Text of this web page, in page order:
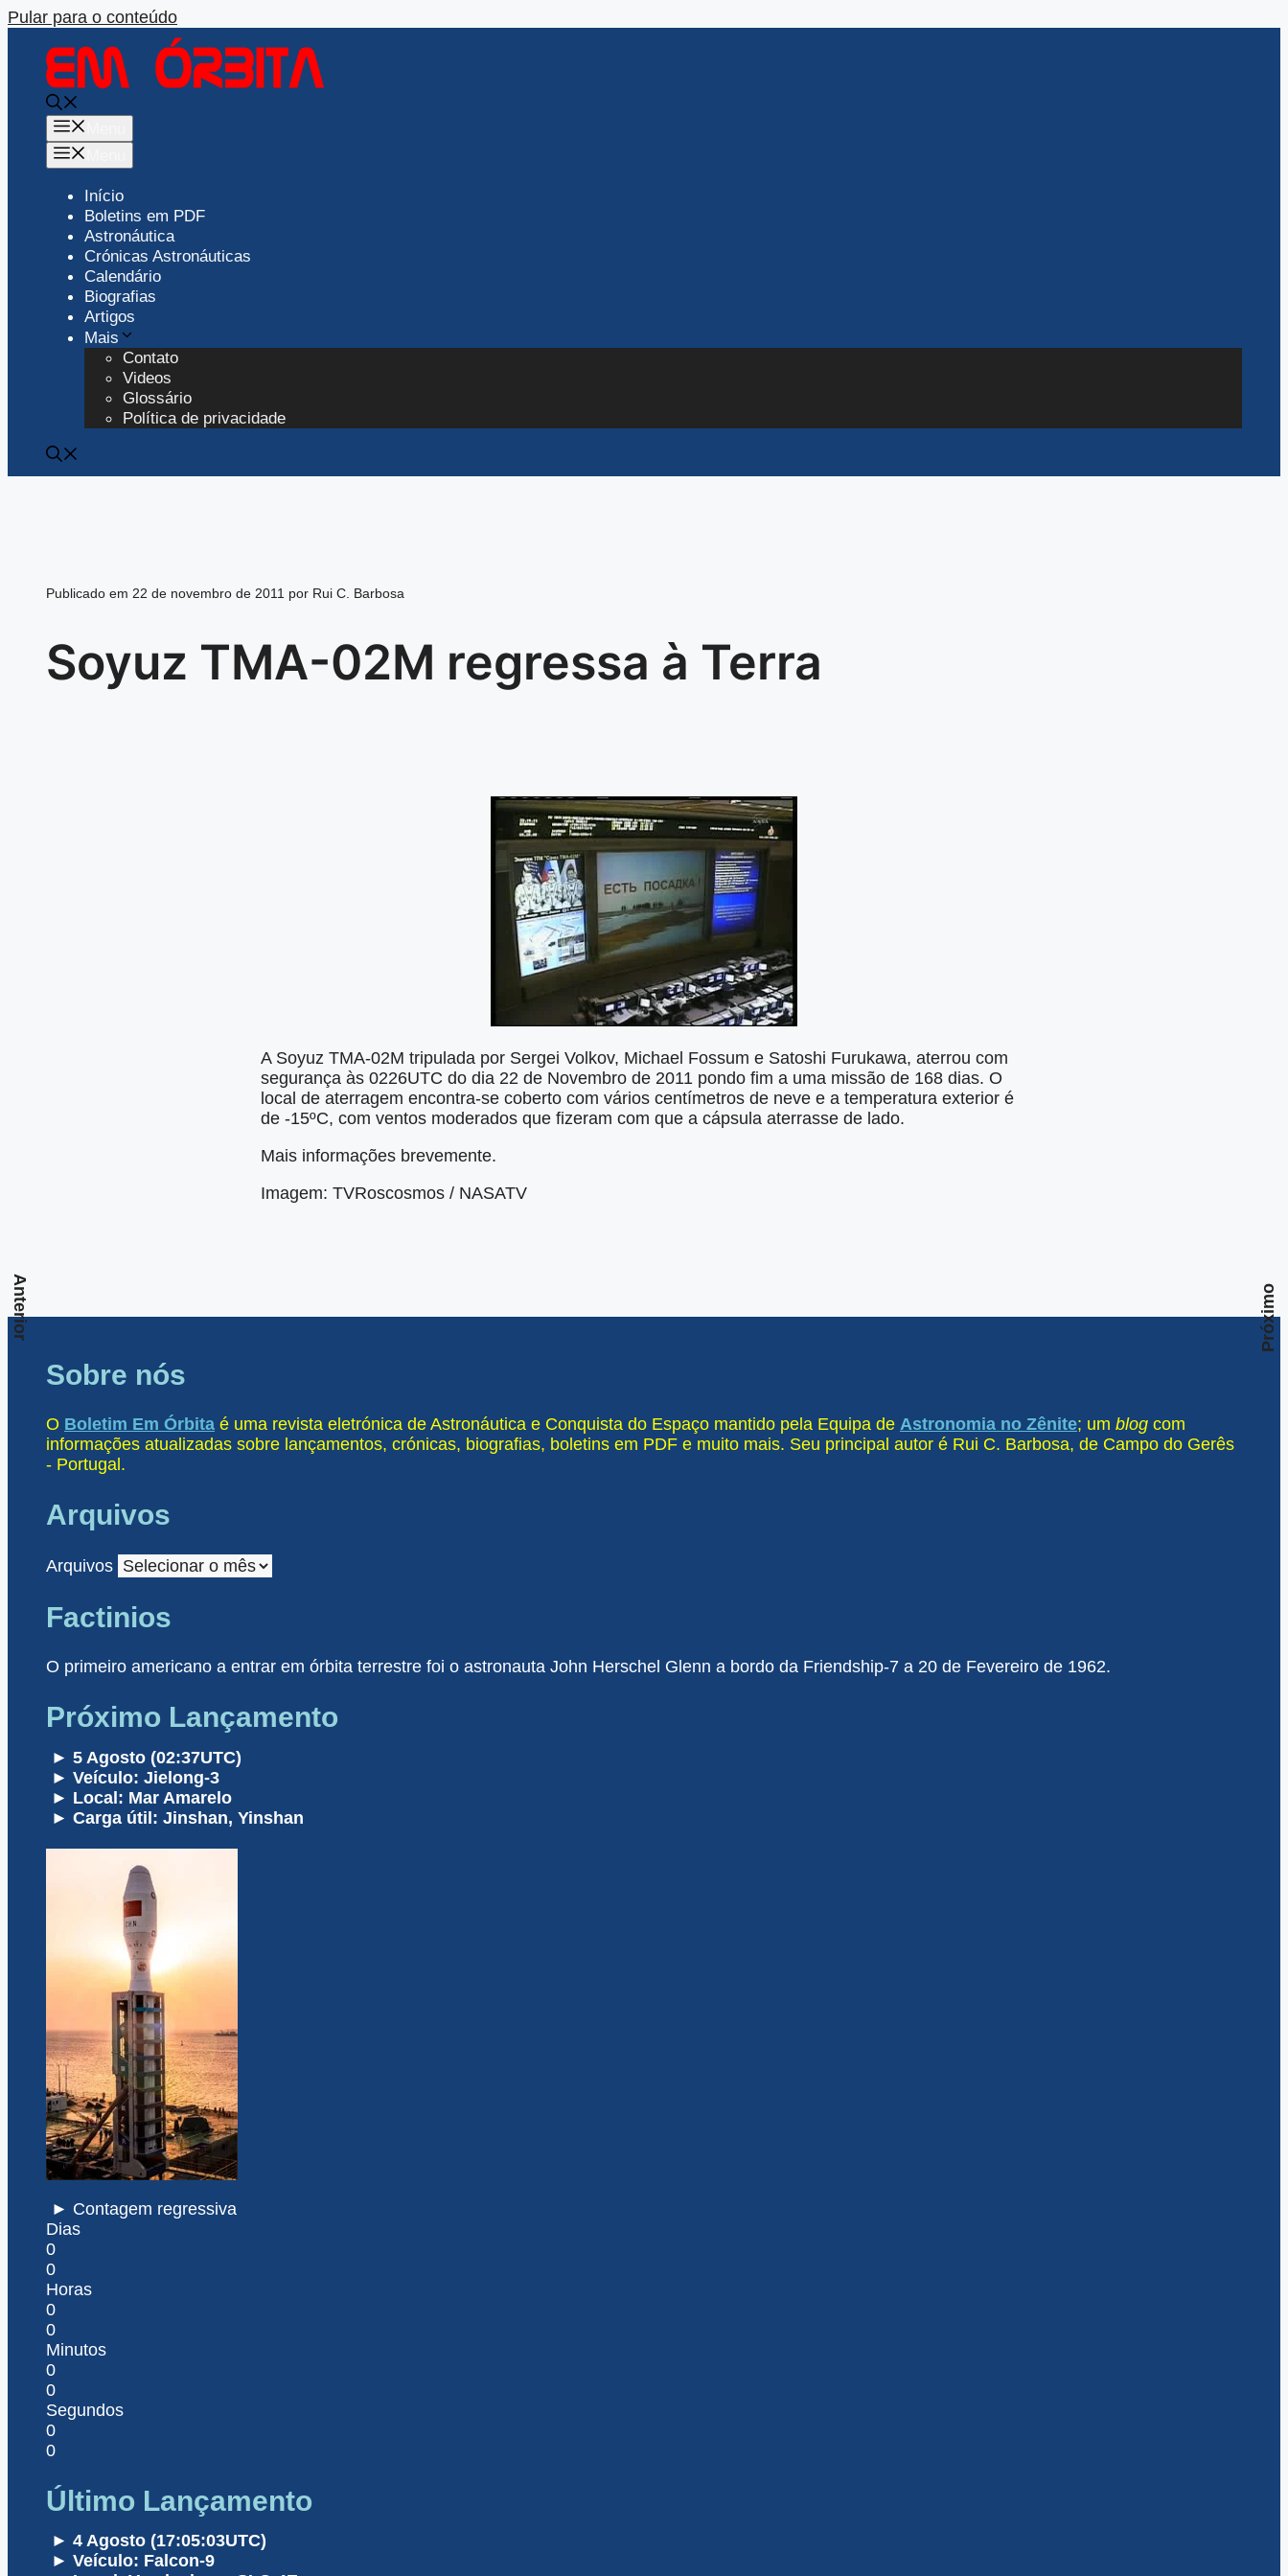
Pular para o conteúdo
Início
Boletins em PDF
Astronáutica
Crónicas Astronáuticas
Calendário
Biografias
Artigos
Mais
Contato
Videos
Glossário
Política de privacidade
Publicado em 22 de novembro de 2011 por Rui C. Barbosa
Soyuz TMA-02M regressa à Terra
A Soyuz TMA-02M tripulada por Sergei Volkov, Michael Fossum e Satoshi Furukawa, aterrou com
segurança às 0226UTC do dia 22 de Novembro de 2011 pondo fim a uma missão de 168 dias. O
local de aterragem encontra-se coberto com vários centímetros de neve e a temperatura exterior é
de -15ºC, com ventos moderados que fizeram com que a cápsula aterrasse de lado.
Mais informações brevemente.
Imagem: TVRoscosmos / NASATV
Anterior Próximo
Sobre nós
O Boletim Em Órbita é uma revista eletrónica de Astronáutica e Conquista do Espaço mantido pela Equipa de Astronomia no Zênite; um blog com
informações atualizadas sobre lançamentos, crónicas, biografias, boletins em PDF e muito mais. Seu principal autor é Rui C. Barbosa, de Campo do Gerês
- Portugal.
Arquivos
Arquivos
Factinios
O primeiro americano a entrar em órbita terrestre foi o astronauta John Herschel Glenn a bordo da Friendship-7 a 20 de Fevereiro de 1962.
Próximo Lançamento
► 5 Agosto (02:37UTC)
► Veículo: Jielong-3
► Local: Mar Amarelo
► Carga útil: Jinshan, Yinshan
► Contagem regressiva
Dias
0
0
Horas
0
0
Minutos
0
0
Segundos
0
0
Último Lançamento
► 4 Agosto (17:05:03UTC)
► Veículo: Falcon-9